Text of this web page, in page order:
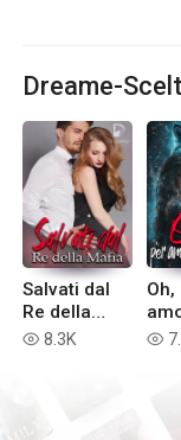
Dreame-
Salvati dal
Re della
Mafia
read 8.3K
Oh,
read